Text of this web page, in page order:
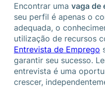
Encontrar uma vaga de
seu perfil é apenas o
adequada, o
utilização de recursos
Entrevista de Emprego
garantir seu sucesso.
entrevista é uma
crescer,